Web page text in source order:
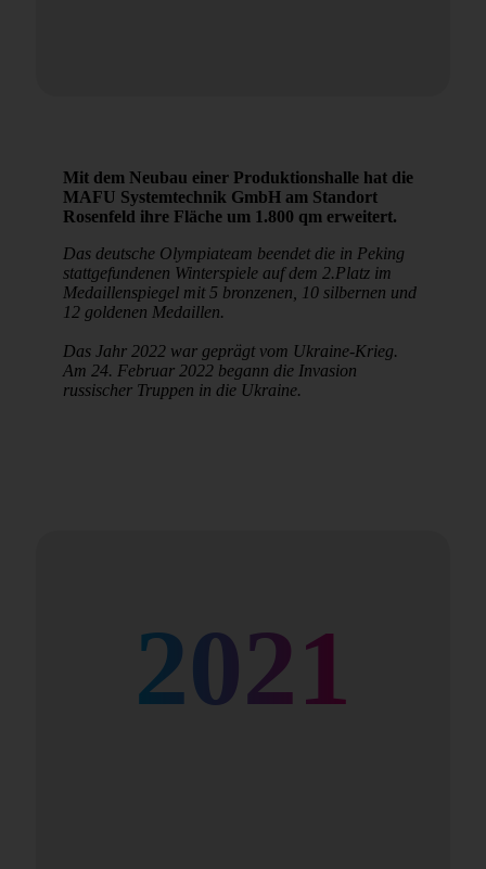
Mit dem Neubau einer Produktionshalle hat die
MAFU Systemtechnik GmbH am Standort
Rosenfeld ihre Fläche um 1.800 qm erweitert.
Das deutsche Olympiateam beendet die in Peking
stattgefundenen Winterspiele auf dem 2.Platz im
Medaillenspiegel mit 5 bronzenen, 10 silbernen und
12 goldenen Medaillen.
Das Jahr 2022 war geprägt vom Ukraine-Krieg.
Am 24. Februar 2022 begann die Invasion
russischer Truppen in die Ukraine.
2021